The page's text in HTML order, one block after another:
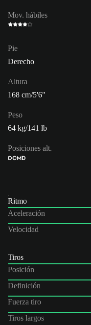
Mov. hábiles
Pie
Derecho
Altura
168 cm/5'6"
Peso
64 kg/141 lb
Posiciones alt.
DCMD
Ritmo
Aceleración
Velocidad
Tiros
Posición
Definición
Fuerza tiro
Tiros largos